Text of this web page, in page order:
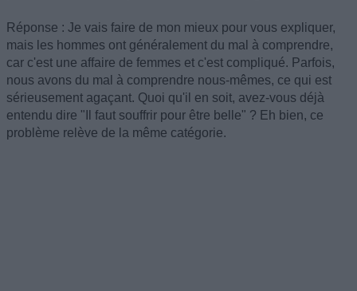
Réponse : Je vais faire de mon mieux pour vous expliquer,
mais les hommes ont généralement du mal à comprendre,
car c'est une affaire de femmes et c'est compliqué. Parfois,
nous avons du mal à comprendre nous-mêmes, ce qui est
sérieusement agaçant. Quoi qu'il en soit, avez-vous déjà
entendu dire "Il faut souffrir pour être belle" ? Eh bien, ce
problème relève de la même catégorie.